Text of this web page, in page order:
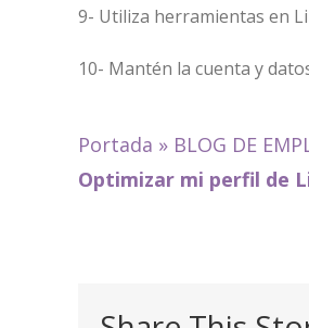
9- Utiliza herramientas en
10- Mantén la cuenta y
Portada » BLOG DE
Optimizar mi perfil de